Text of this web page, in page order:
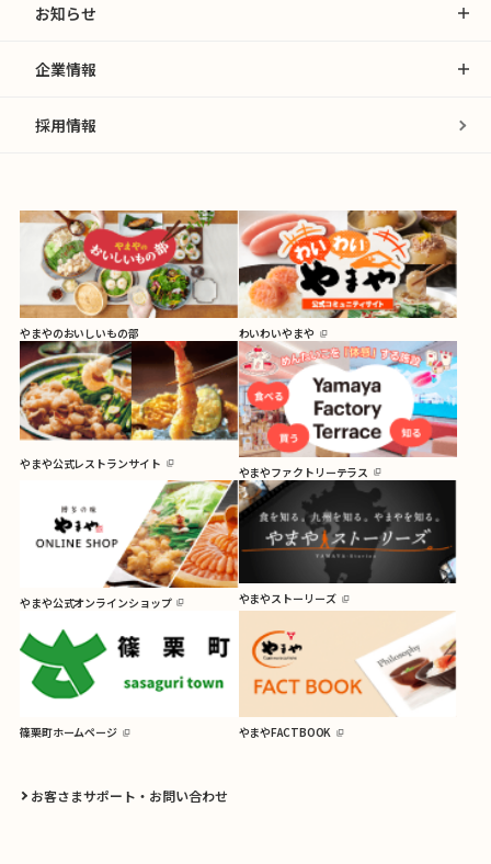
お知らせ
企業情報
採用情報
お客さまサポート・お問い合わせ
やまやのおいしいもの部 わいわいやまや
やまや公式レストランサイト
やまやファクトリーテラス
やまや公式オンラインショップ やまやストーリーズ
篠栗町ホームページ やまやFACTBOOK